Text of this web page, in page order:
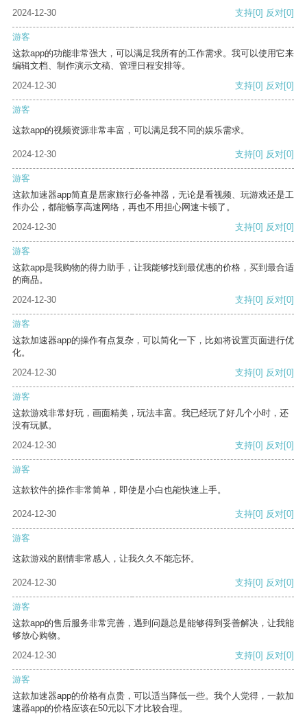
2024-12-30 支持[0] 反对[0]
游客
这款app的功能非常强大，可以满足我所有的工作需求。我可以使用它来
编辑文档、制作演示文稿、管理日程安排等。
2024-12-30
支持[0] 反对[0]
游客
这款app的视频资源非常丰富，可以满足我不同的娱乐需求。
2024-12-30 支持[0] 反对[0]
游客
这款加速器app简直是居家旅行必备神器，无论是看视频、玩游戏还是工
作办公，都能畅享高速网络，再也不用担心网速卡顿了。
2024-12-30
支持[0] 反对[0]
游客
这款app是我购物的得力助手，让我能够找到最优惠的价格，买到最合适
的商品。
2024-12-30
支持[0] 反对[0]
游客
这款加速器app的操作有点复杂，可以简化一下，比如将设置页面进行优
化。
2024-12-30
支持[0] 反对[0]
游客
这款游戏非常好玩，画面精美，玩法丰富。我已经玩了好几个小时，还
没有玩腻。
2024-12-30
支持[0] 反对[0]
游客
这款软件的操作非常简单，即使是小白也能快速上手。
2024-12-30 支持[0] 反对[0]
游客
这款游戏的剧情非常感人，让我久久不能忘怀。
2024-12-30 支持[0] 反对[0]
游客
这款app的售后服务非常完善，遇到问题总是能够得到妥善解决，让我能
够放心购物。
2024-12-30
支持[0] 反对[0]
游客
这款加速器app的价格有点贵，可以适当降低一些。我个人觉得，一款加
速器app的价格应该在50元以下才比较合理。